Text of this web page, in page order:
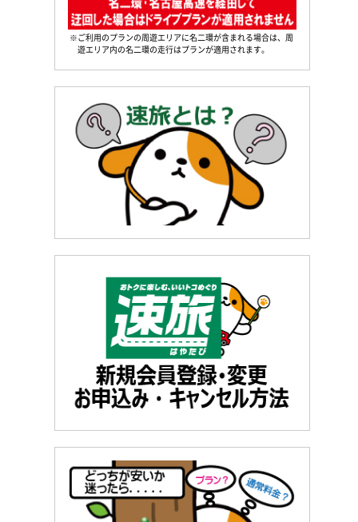
※ご利用のプランの周遊エリアに名二環が含まれる場合は、周
遊エリア内の名二環の走行はプランが適用されます。